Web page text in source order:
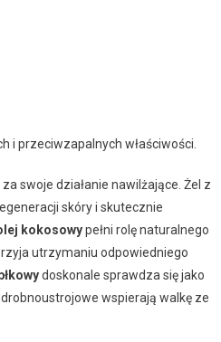
i przeciwzapalnych właściwości.
swoje działanie nawilżające. Żel z
skóry i skutecznie
kokosowypełni rolę naturalnego
utrzymaniu odpowiedniego
doskonale sprawdza się jako
wspierają walkę ze